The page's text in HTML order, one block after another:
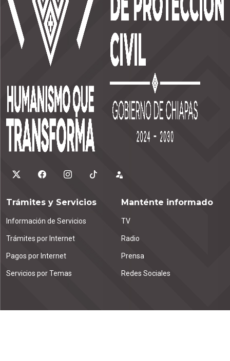
Trámites y Servicios
Información de Servicios
Trámites por Internet
Pagos por Internet
Servicios por Temas
Manténte informado
TV
Radio
Prensa
Redes Sociales